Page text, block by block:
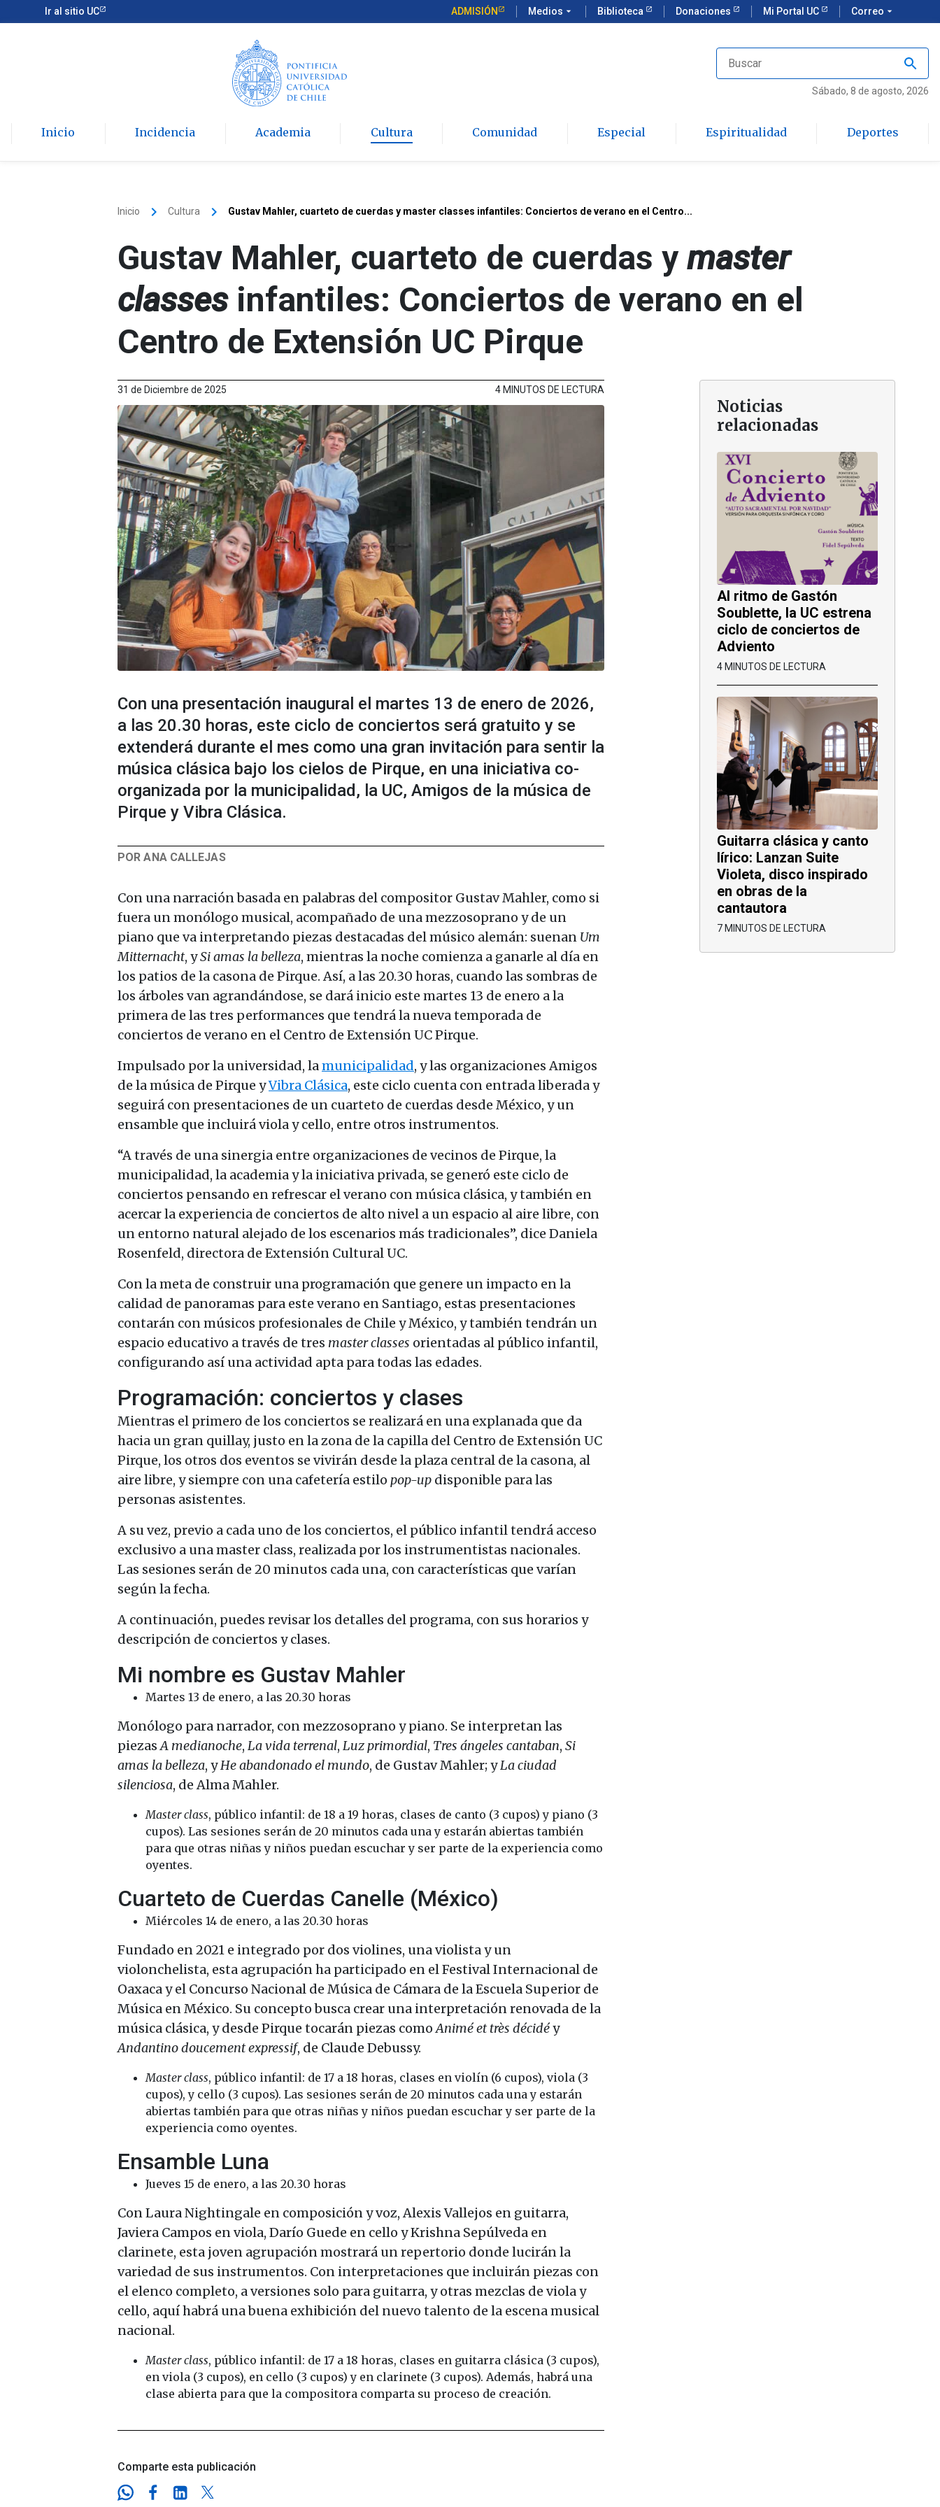
Ir al sitio UC ADMISIÓN Medios arrow_drop_down Biblioteca Donaciones Mi Portal UC Correo arrow_drop_down
Sábado, 8 de agosto, 2026
Inicio Incidencia Academia Cultura Comunidad Especial Espiritualidad Deportes
Inicio keyboard_arrow_right Cultura keyboard_arrow_right Gustav Mahler, cuarteto de cuerdas y master classes infantiles: Conciertos de verano en el Centro...
Gustav Mahler, cuarteto de cuerdas ymaster
classesinfantiles: Conciertos de verano en el
Centro de Extensión UC Pirque
31 de Diciembre de 2025 4 MINUTOS DE LECTURA
Con una presentación inaugural el martes 13 de enero de 2026,
a las 20.30 horas, este ciclo de conciertos será gratuito y se
extenderá durante el mes como una gran invitación para sentir la
música clásica bajo los cielos de Pirque, en una iniciativa co-
organizada por la municipalidad, la UC, Amigos de la música de
Pirque y Vibra Clásica.
POR ANA CALLEJAS
Con una narración basada en palabras del compositor Gustav Mahler, como si
fuera un monólogo musical, acompañado de una mezzosoprano y de un
piano que va interpretando piezas destacadas del músico alemán: suenan Um
Mitternacht, ySi amas la belleza, mientras la noche comienza a ganarle al día en
los patios de la casona de Pirque. Así, a las 20.30 horas, cuando las sombras de
los árboles van agrandándose, se dará inicio este martes 13 de enero a la
primera de las tres performances que tendrá la nueva temporada de
conciertos de verano en el Centro de Extensión UC Pirque.
Impulsado por la universidad, lamunicipalidad, y las organizaciones Amigos
de la música de Pirque yVibra Clásica, este ciclo cuenta con entrada liberada y
seguirá con presentaciones de un cuarteto de cuerdas desde México, y un
ensamble que incluirá viola y cello, entre otros instrumentos.
“A través de una sinergia entre organizaciones de vecinos de Pirque, la
municipalidad, la academia y la iniciativa privada, se generó este ciclo de
conciertos pensando en refrescar el verano con música clásica, y también en
acercar la experiencia de conciertos de alto nivel a un espacio al aire libre, con
un entorno natural alejado de los escenarios más tradicionales”, dice Daniela
Rosenfeld, directora de Extensión Cultural UC.
Con la meta de construir una programación que genere un impacto en la
calidad de panoramas para este verano en Santiago, estas presentaciones
contarán con músicos profesionales de Chile y México, y también tendrán un
espacio educativo a través de tres master classes orientadas al público infantil,
configurando así una actividad apta para todas las edades.
Programación: conciertos y clases
Mientras el primero de los conciertos se realizará en una explanada que da
hacia un gran quillay, justo en la zona de la capilla del Centro de Extensión UC
Pirque, los otros dos eventos se vivirán desde la plaza central de la casona, al
aire libre, y siempre con una cafetería estilo pop-up disponible para las
personas asistentes.
A su vez, previo a cada uno de los conciertos, el público infantil tendrá acceso
exclusivo a una master class, realizada por los instrumentistas nacionales.
Las sesiones serán de 20 minutos cada una, con características que varían
según la fecha.
A continuación, puedes revisar los detalles del programa, con sus horarios y
descripción de conciertos y clases.
Mi nombre es Gustav Mahler
Martes 13 de enero, a las 20.30 horas
Monólogo para narrador, con mezzosoprano y piano. Se interpretan las
piezasA medianoche, La vida terrenal, Luz primordial, Tres ángeles cantaban, Si
amas la belleza, yHe abandonado el mundo, de Gustav Mahler; yLa ciudad
silenciosa, de Alma Mahler.
Master class, público infantil: de 18 a 19 horas, clases de canto (3 cupos) y piano (3
cupos). Las sesiones serán de 20 minutos cada una y estarán abiertas también
para que otras niñas y niños puedan escuchar y ser parte de la experiencia como
oyentes.
Cuarteto de Cuerdas Canelle (México)
Miércoles 14 de enero, a las 20.30 horas
Fundado en 2021 e integrado por dos violines, una violista y un
violonchelista, esta agrupación ha participado en el Festival Internacional de
Oaxaca y el Concurso Nacional de Música de Cámara de la Escuela Superior de
Música en México. Su concepto busca crear una interpretación renovada de la
música clásica, y desde Pirque tocarán piezas comoAnimé et très décidéy
Andantino doucement expressif, de Claude Debussy.
Master class, público infantil: de 17 a 18 horas, clases en violín (6 cupos), viola (3
cupos), y cello (3 cupos). Las sesiones serán de 20 minutos cada una y estarán
abiertas también para que otras niñas y niños puedan escuchar y ser parte de la
experiencia como oyentes.
Ensamble Luna
Jueves 15 de enero, a las 20.30 horas
Con Laura Nightingale en composición y voz, Alexis Vallejos en guitarra,
Javiera Campos en viola, Darío Guede en cello y Krishna Sepúlveda en
clarinete, esta joven agrupación mostrará un repertorio donde lucirán la
variedad de sus instrumentos. Con interpretaciones que incluirán piezas con
el elenco completo, a versiones solo para guitarra, y otras mezclas de viola y
cello, aquí habrá una buena exhibición del nuevo talento de la escena musical
nacional.
Master class, público infantil: de 17 a 18 horas, clases en guitarra clásica (3 cupos),
en viola (3 cupos), en cello (3 cupos) y en clarinete (3 cupos). Además, habrá una
clase abierta para que la compositora comparta su proceso de creación.
Comparte esta publicación
Noticias
relacionadas
Al ritmo de Gastón
Soublette, la UC estrena
ciclo de conciertos de
Adviento
4 MINUTOS DE LECTURA
Guitarra clásica y canto
lírico: Lanzan Suite
Violeta, disco inspirado
en obras de la
cantautora
7 MINUTOS DE LECTURA